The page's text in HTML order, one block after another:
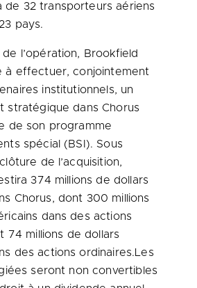
de 32 transporteurs aériens
pays.
l’opération, Brookfield
à effectuer, conjointement
institutionnels, un
stratégique dans Chorus
de son programme
spécial (BSI). Sous
de l’acquisition,
374 millions de dollars
Chorus, dont 300 millions
dans des actions
74 millions de dollars
des actions ordinaires.Les
seront non convertibles